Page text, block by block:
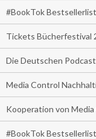
#BookTok
Tickets Bücherfestival
Die Deutschen
Media Control
Kooperation von
#BookTok